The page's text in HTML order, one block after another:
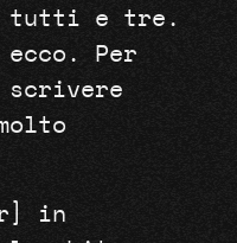
tutti e tre.
Per
scrivere
in